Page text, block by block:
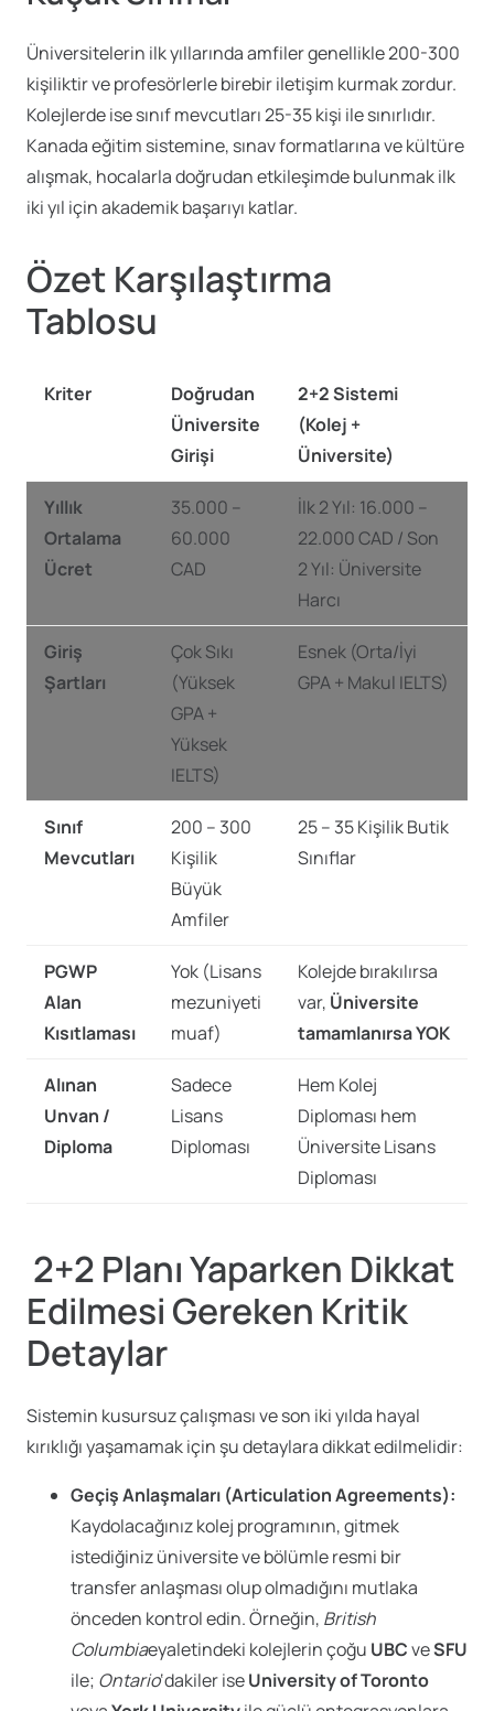
Üniversitelerin ilk yıllarında amfiler genellikle 200-300
kişiliktir ve profesörlerle birebir iletişim kurmak zordur.
Kolejlerde ise sınıf mevcutları 25-35 kişi ile sınırlıdır.
Kanada eğitim sistemine, sınav formatlarına ve kültüre
alışmak, hocalarla doğrudan etkileşimde bulunmak ilk
iki yıl için akademik başarıyı katlar.
Özet Karşılaştırma
Tablosu
Kriter
Doğrudan
Üniversite
Girişi
2+2 Sistemi
(Kolej +
Üniversite)
Yıllık
Ortalama
Ücret
35.000 –
60.000
CAD
İlk 2 Yıl: 16.000 –
22.000 CAD / Son
2 Yıl: Üniversite
Harcı
Giriş
Şartları
Çok Sıkı
(Yüksek
GPA +
Yüksek
IELTS)
Esnek (Orta/İyi
GPA + Makul IELTS)
Sınıf
Mevcutları
200 – 300
Kişilik
Büyük
Amfiler
25 – 35 Kişilik Butik
Sınıflar
PGWP
Alan
Kısıtlaması
Yok (Lisans
mezuniyeti
muaf)
Kolejde bırakılırsa
var, Üniversite
tamamlanırsa YOK
Alınan
Unvan /
Diploma
Sadece
Lisans
Diploması
Hem Kolej
Diploması hem
Üniversite Lisans
Diploması
2+2 Planı Yaparken Dikkat
Edilmesi Gereken Kritik
Detaylar
Sistemin kusursuz çalışması ve son iki yılda hayal
kırıklığı yaşamamak için şu detaylara dikkat edilmelidir:
Geçiş Anlaşmaları (Articulation Agreements):
Kaydolacağınız kolej programının, gitmek
istediğiniz üniversite ve bölümle resmi bir
transfer anlaşması olup olmadığını mutlaka
önceden kontrol edin. Örneğin, British
Columbiaeyaletindeki kolejlerin çoğu UBCveSFU
ile; Ontario‘dakiler iseUniversity of Toronto